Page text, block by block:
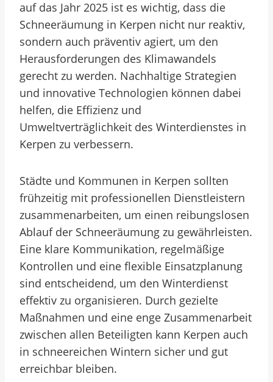
auf das Jahr 2025 ist es wichtig, dass die
Schneeräumung in Kerpen nicht nur reaktiv,
sondern auch präventiv agiert, um den
Herausforderungen des Klimawandels
gerecht zu werden. Nachhaltige Strategien
und innovative Technologien können dabei
helfen, die Effizienz und
Umweltverträglichkeit des Winterdienstes in
Kerpen zu verbessern.
Städte und Kommunen in Kerpen sollten
frühzeitig mit professionellen Dienstleistern
zusammenarbeiten, um einen reibungslosen
Ablauf der Schneeräumung zu gewährleisten.
Eine klare Kommunikation, regelmäßige
Kontrollen und eine flexible Einsatzplanung
sind entscheidend, um den Winterdienst
effektiv zu organisieren. Durch gezielte
Maßnahmen und eine enge Zusammenarbeit
zwischen allen Beteiligten kann Kerpen auch
in schneereichen Wintern sicher und gut
erreichbar bleiben.